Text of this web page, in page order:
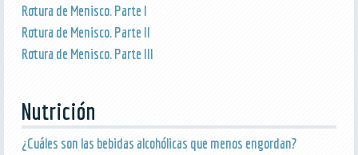
Rotura de Menisco. Parte I
Rotura de Menisco. Parte II
Rotura de Menisco. Parte III
Nutrición
¿Cuáles son las bebidas alcohólicas que menos engordan?